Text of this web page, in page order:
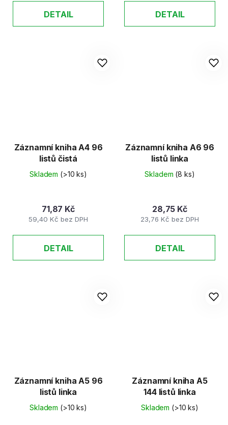
DETAIL DETAIL
Záznamní kniha A4 96
listů čistá
Skladem (>10 ks)
59,40 Kč bez DPH
71,87 Kč
DETAIL
Záznamní kniha A6 96
listů linka
Skladem (8 ks)
23,76 Kč bez DPH
28,75 Kč
DETAIL
Záznamní kniha A5 96
listů linka
Skladem (>10 ks)
Záznamní kniha A5
144 listů linka
Skladem (>10 ks)